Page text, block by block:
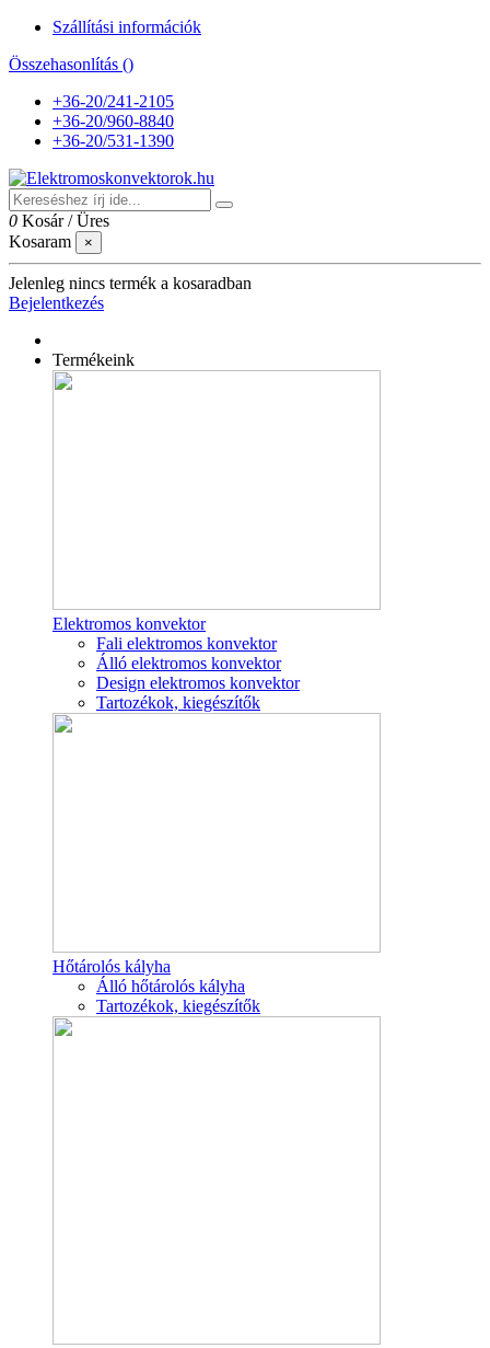
Szállítási információk
Összehasonlítás ()
+36-20/241-2105
+36-20/960-8840
+36-20/531-1390
0 Kosár /Üres
Kosaram
×
Jelenleg nincs termék a kosaradban
Bejelentkezés
Termékeink
Elektromos konvektor
Fali elektromos konvektor
Álló elektromos konvektor
Design elektromos konvektor
Tartozékok, kiegészítők
Hőtárolós kályha
Álló hőtárolós kályha
Tartozékok, kiegészítők